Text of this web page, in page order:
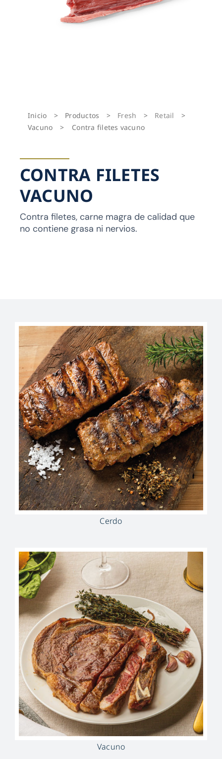
Inicio > Productos > Fresh > Retail
>
Vacuno
> Contra filetes vacuno
CONTRA FILETES
VACUNO
Contra filetes, carne magra de calidad que
no contiene grasa ni nervios.
Cerdo
Vacuno